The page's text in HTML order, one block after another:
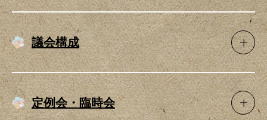
議会構成
定例会・臨時会